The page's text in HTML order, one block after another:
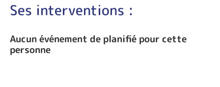
Ses interventions :
Aucun événement de planifié pour cette
personne